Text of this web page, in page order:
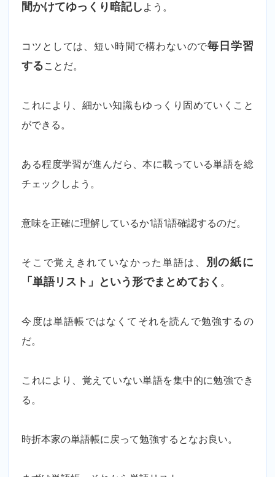
間かけてゆっくり暗記し よう。
コツとしては、短い時間で構わないので毎日学習
することだ。
これにより、細かい知識もゆっくり固めていくこと
ができる。
ある程度学習が進んだら、本に載っている単語を総
チェックしよう。
意味を正確に理解しているか1語1語確認するのだ。
そこで覚えきれていなかった単語は、
別の紙に
「単語リスト」という形でまとめておく 。
今度は単語帳ではなくてそれを読んで勉強するの
だ。
これにより、覚えていない単語を集中的に勉強でき
る。
時折本家の単語帳に戻って勉強するとなお良い。